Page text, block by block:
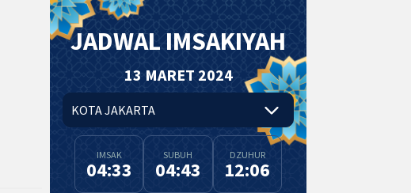
JADWAL IMSAKIYAH
13 MARET 2024
IMSAK
04:33
SUBUH
04:43
DZUHUR
12:06